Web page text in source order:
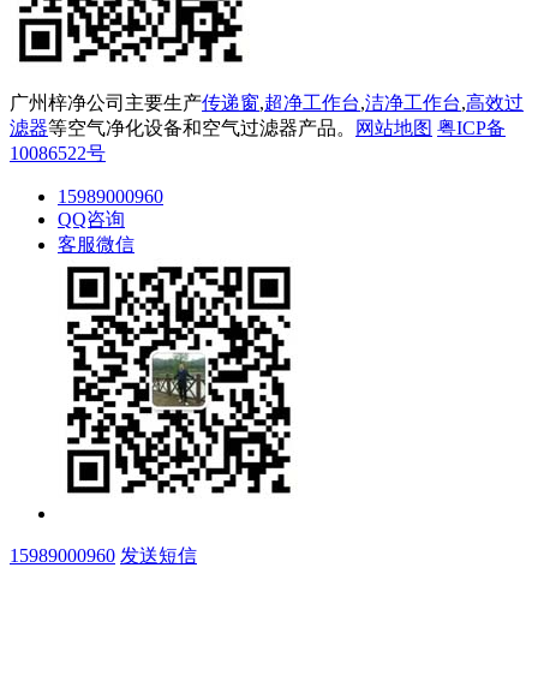
广州梓净公司主要生产传递窗,超净工作台,洁净工作台,高效过
滤器等空气净化设备和空气过滤器产品。 网站地图 粤ICP备
10086522号
15989000960
QQ咨询
客服微信
15989000960 发送短信